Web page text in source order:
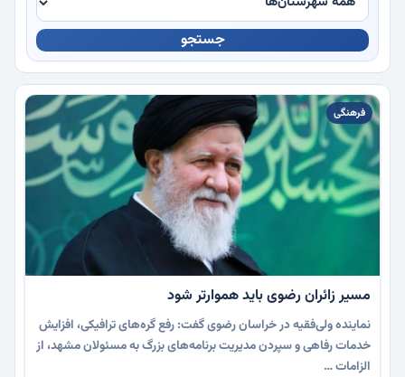
چندرسانه جستجو
فرهنگی
مسیر زائران رضوی باید هموارتر شود
نماینده ولی‌فقیه در خراسان رضوی گفت: رفع گره‌های ترافیکی، افزایش
خدمات رفاهی و سپردن مدیریت برنامه‌های بزرگ به مسئولان مشهد، از
الزامات …